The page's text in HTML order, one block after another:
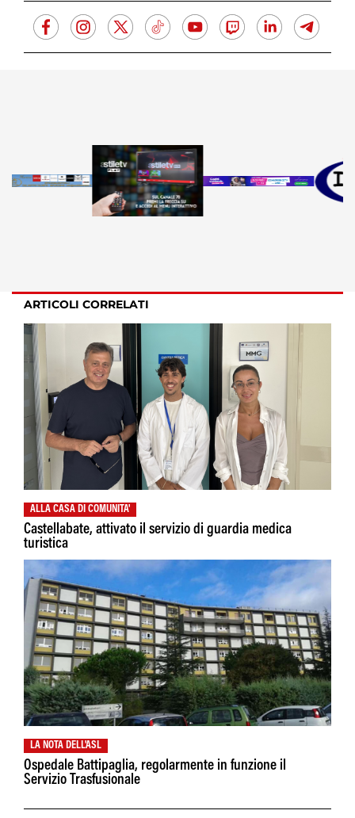
ARTICOLI CORRELATI
ALLA CASA DI COMUNITA'
Castellabate, attivato il servizio di guardia medica
turistica
LA NOTA DELL'ASL
Ospedale Battipaglia, regolarmente in funzione il
Servizio Trasfusionale